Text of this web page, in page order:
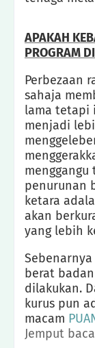
APAKAH
PROGRAM
Perbezaan
sahaja
lama tetapi
menjadi
penurunan
ketara
akan
yang lebih
berat
dilakukan.
kurus pun
macam
Jemput